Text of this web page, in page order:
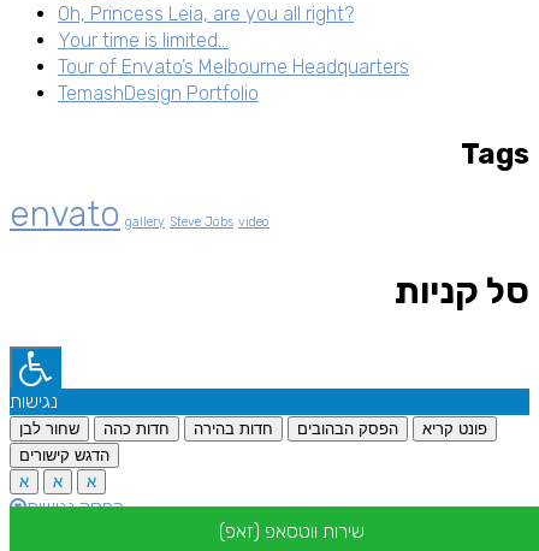
Oh, Princess Leia, are you all right?
Your time is limited…
Tour of Envato’s Melbourne Headquarters
TemashDesign Portfolio
Tags
envato gallery Steve Jobs video
סל קניות
נגישות
שחור לבן חדות כהה חדות בהירה הפסק הבהובים
פונט קריא
הדגש קישורים
א
א א
הפסק נגישות
שירות ווטסאפ (זאפ)